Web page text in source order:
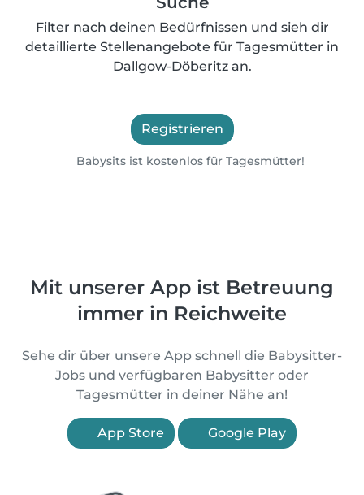
Filter nach deinen Bedürfnissen und sieh dir
detaillierte Stellenangebote für Tagesmütter in
Dallgow-Döberitz an.
Registrieren
Babysits ist kostenlos für Tagesmütter!
Mit unserer App ist Betreuung
immer in Reichweite
Sehe dir über unsere App schnell die Babysitter-
Jobs und verfügbaren Babysitter oder
Tagesmütter in deiner Nähe an!
App Store Google Play